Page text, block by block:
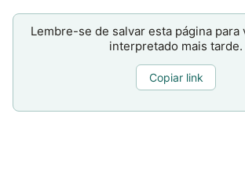
Lembre-se de salvar esta página para
interpretado mais tarde.
Copiar link